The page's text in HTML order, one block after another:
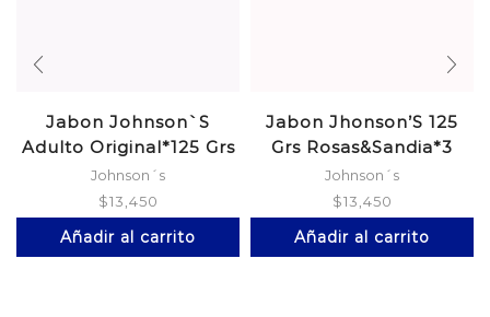
Jabon Johnson`S
Adulto Original*125 Grs
*3
Johnson´s
$13,450
Añadir al carrito
Jabon Jhonson’S 125
Grs Rosas&Sandia*3
Johnson´s
$13,450
Añadir al carrito